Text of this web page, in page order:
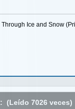
Through Ice and Snow
(Leído 7026 veces)